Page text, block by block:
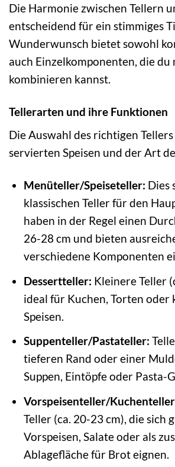
Die Harmonie zwischen Tellern
entscheidend für ein stimmiges
Wunderwunsch bietet sowohl
auch Einzelkomponenten, die du
kombinieren kannst.
Tellerarten und ihre Funktionen
Die Auswahl des richtigen
servierten Speisen und der Art
Menüteller/Speiseteller: Dies
klassischen Teller für den
haben in der Regel einen
26-28 cm und bieten
verschiedene Komponenten
Dessertteller: Kleinere Teller
ideal für Kuchen, Torten oder
Speisen.
Suppenteller/Pastateller:
tieferen Rand oder einer
Suppen, Eintöpfe oder Pasta-
Vorspeisenteller/
Teller (ca. 20-23 cm), die sich
Vorspeisen, Salate oder als
Ablagefläche für Brot eignen.